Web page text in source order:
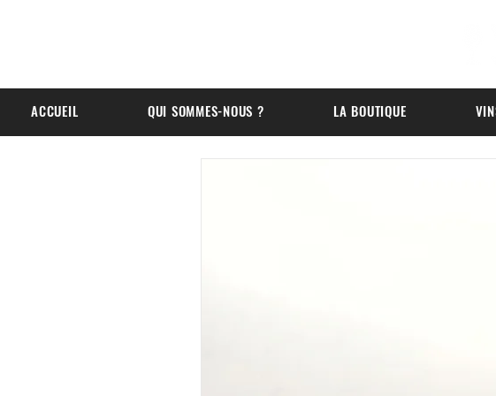
ACCUEIL QUI SOMMES-NOUS ? LA BOUTIQUE